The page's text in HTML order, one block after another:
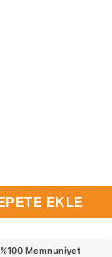
Odası Kapı
EKLE
%100 Memnuniyet